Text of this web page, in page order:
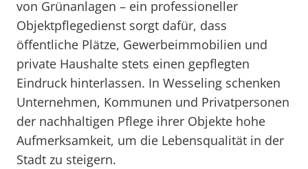
von Grünanlagen – ein professioneller
Objektpflegedienst sorgt dafür, dass
öffentliche Plätze, Gewerbeimmobilien und
private Haushalte stets einen gepflegten
Eindruck hinterlassen. In Wesseling schenken
Unternehmen, Kommunen und Privatpersonen
der nachhaltigen Pflege ihrer Objekte hohe
Aufmerksamkeit, um die Lebensqualität in der
Stadt zu steigern.